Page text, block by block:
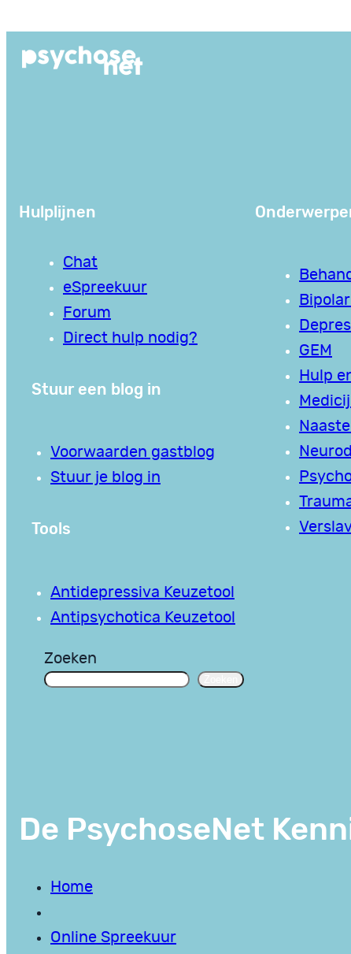
de
Hulplijnen
Chat
eSpreekuur
Forum
Direct hulp nodig?
Stuur een blog in
Voorwaarden gastblog
Stuur je blog in
Tools
Antidepressiva Keuzetool
Antipsychotica Keuzetool
GEM
Hulp
Zoeken
De PsychoseNet
Home
Online Spreekuur